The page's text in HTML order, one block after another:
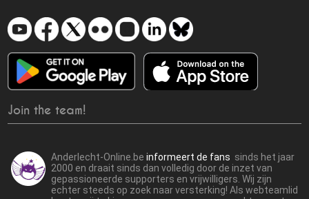
Join the team!
Anderlecht-Online.beinformeert de fans sinds het jaar
2000 en draait sinds dan volledig door de inzet van
gepassioneerde supporters en vrijwilligers. Wij zijn
echter steeds op zoek naar versterking! Als webteamlid